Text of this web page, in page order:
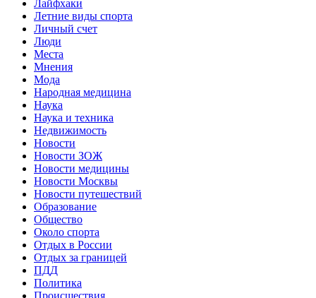
Лайфхаки
Летние виды спорта
Личный счет
Люди
Места
Мнения
Мода
Народная медицина
Наука
Наука и техника
Недвижимость
Новости
Новости ЗОЖ
Новости медицины
Новости Москвы
Новости путешествий
Образование
Общество
Около спорта
Отдых в России
Отдых за границей
ПДД
Политика
Происшествия